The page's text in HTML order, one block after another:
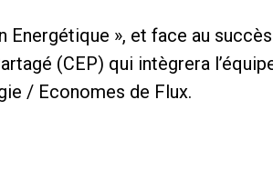
», et face au
(CEP) qui intègrera
/ Economes de Flux.